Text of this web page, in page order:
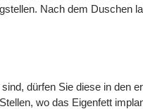
Nach dem Duschen
dürfen Sie diese in den
wo das Eigenfett